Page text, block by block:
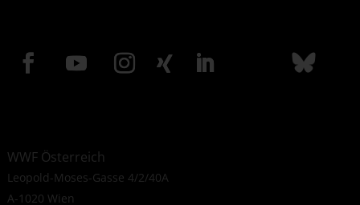
WWF Österreich
Leopold-Moses-Gasse 4/2/40A
A-1020 Wien